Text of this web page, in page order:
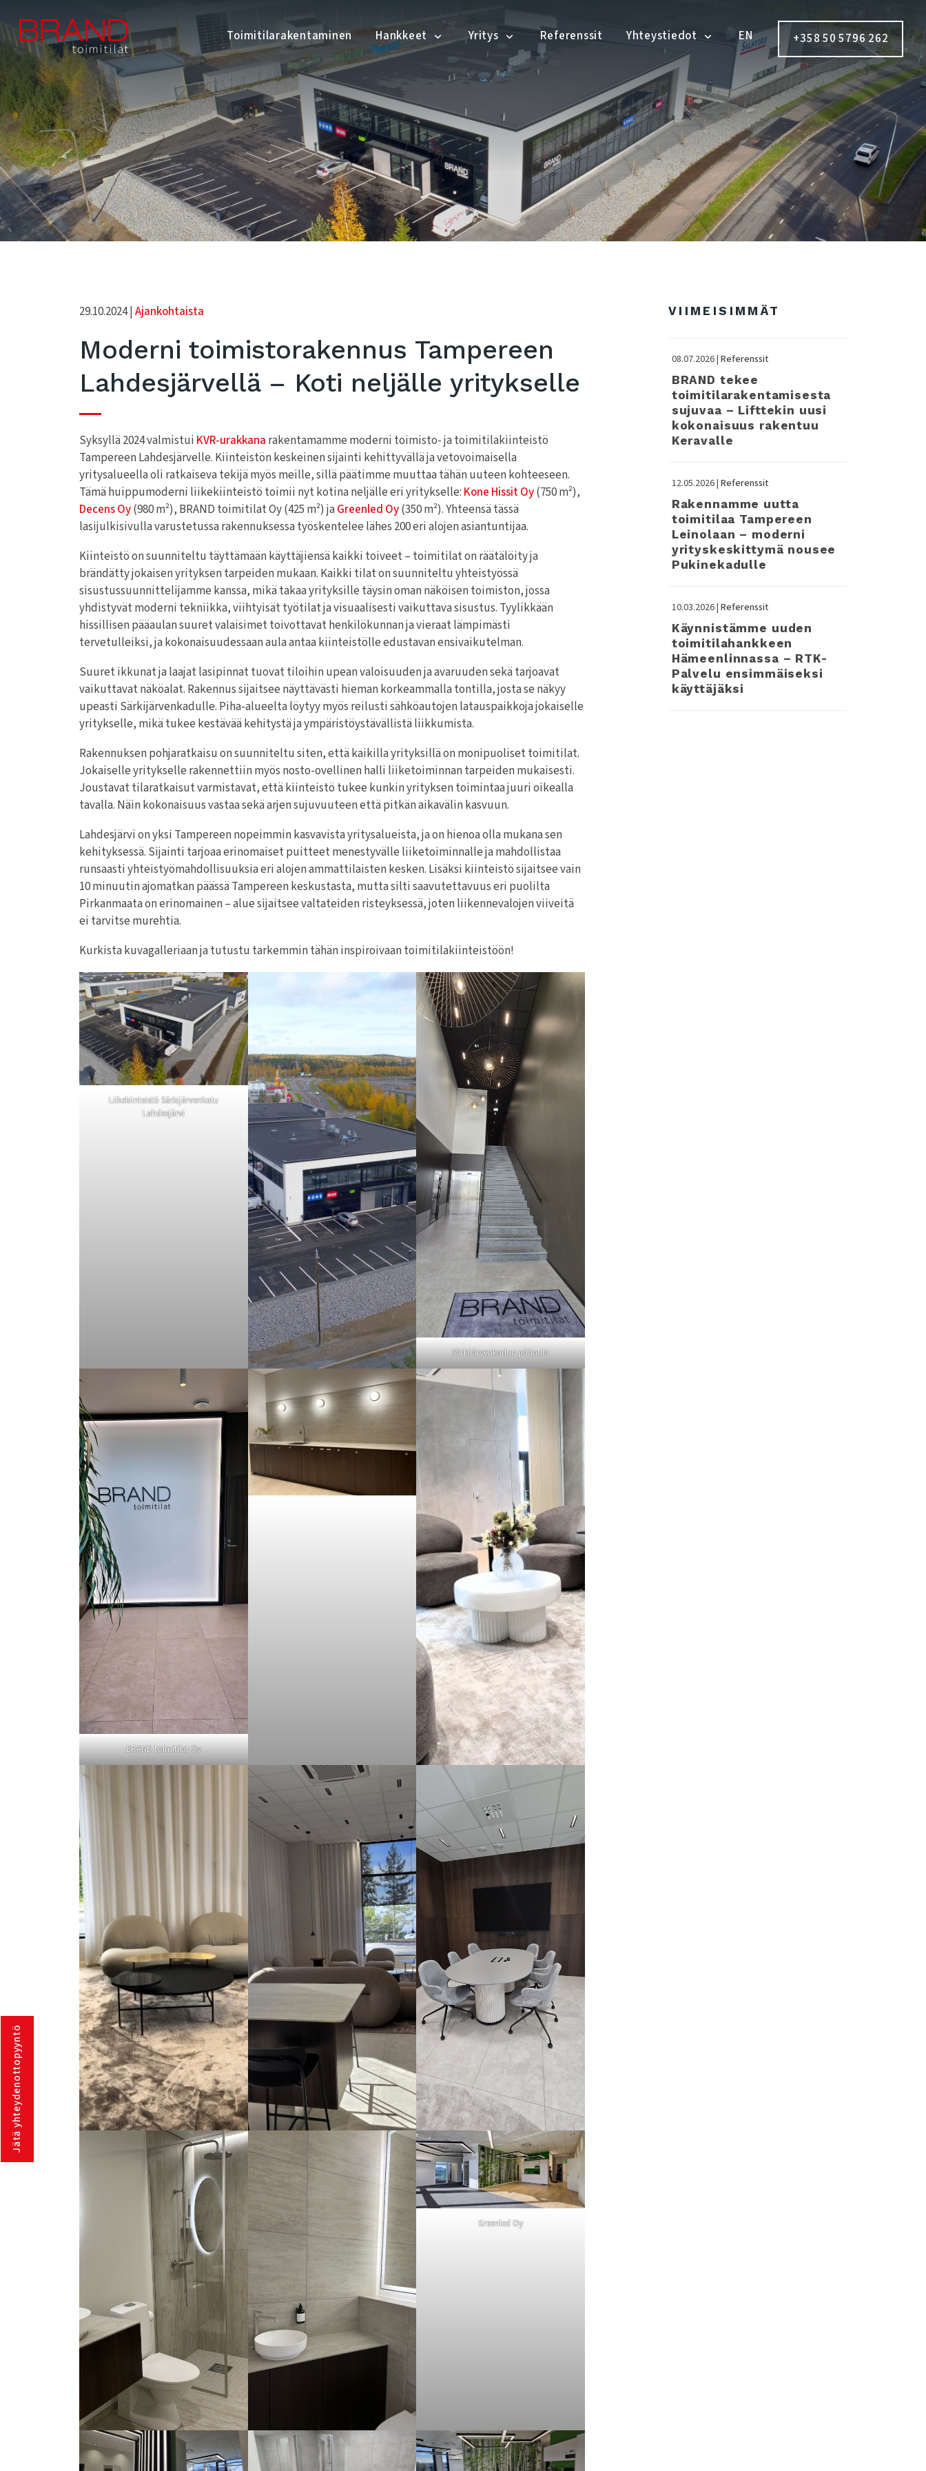
Toimitilarakentaminen Hankkeet Yritys Referenssit Yhteystiedot EN +358 50 5796 262
29.10.2024 | Ajankohtaista
Moderni toimistorakennus Tampereen
Lahdesjärvellä – Koti neljälle yritykselle
Syksyllä 2024 valmistui KVR-urakkana rakentamamme moderni toimisto- ja toimitilakiinteistö
Tampereen Lahdesjärvelle. Kiinteistön keskeinen sijainti kehittyvällä ja vetovoimaisella
yritysalueella oli ratkaiseva tekijä myös meille, sillä päätimme muuttaa tähän uuteen kohteeseen.
Tämä huippumoderni liikekiinteistö toimii nyt kotina neljälle eri yritykselle: Kone Hissit Oy(750 m²),
Decens Oy(980 m²), BRAND toimitilat Oy (425 m²) ja Greenled Oy(350 m²). Yhteensä tässä
lasijulkisivulla varustetussa rakennuksessa työskentelee lähes 200 eri alojen asiantuntijaa.
Kiinteistö on suunniteltu täyttämään käyttäjiensä kaikki toiveet – toimitilat on räätälöity ja
brändätty jokaisen yrityksen tarpeiden mukaan. Kaikki tilat on suunniteltu yhteistyössä
sisustussuunnittelijamme kanssa, mikä takaa yrityksille täysin oman näköisen toimiston, jossa
yhdistyvät moderni tekniikka, viihtyisät työtilat ja visuaalisesti vaikuttava sisustus. Tyylikkään
hissillisen pääaulan suuret valaisimet toivottavat henkilökunnan ja vieraat lämpimästi
tervetulleiksi, ja kokonaisuudessaan aula antaa kiinteistölle edustavan ensivaikutelman.
Suuret ikkunat ja laajat lasipinnat tuovat tiloihin upean valoisuuden ja avaruuden sekä tarjoavat
vaikuttavat näköalat. Rakennus sijaitsee näyttävästi hieman korkeammalla tontilla, josta se näkyy
upeasti Särkijärvenkadulle. Piha-alueelta löytyy myös reilusti sähköautojen latauspaikkoja jokaiselle
yritykselle, mikä tukee kestävää kehitystä ja ympäristöystävällistä liikkumista.
Rakennuksen pohjaratkaisu on suunniteltu siten, että kaikilla yrityksillä on monipuoliset toimitilat.
Jokaiselle yritykselle rakennettiin myös nosto-ovellinen halli liiketoiminnan tarpeiden mukaisesti.
Joustavat tilaratkaisut varmistavat, että kiinteistö tukee kunkin yrityksen toimintaa juuri oikealla
tavalla. Näin kokonaisuus vastaa sekä arjen sujuvuuteen että pitkän aikavälin kasvuun.
Lahdesjärvi on yksi Tampereen nopeimmin kasvavista yritysalueista, ja on hienoa olla mukana sen
kehityksessä. Sijainti tarjoaa erinomaiset puitteet menestyvälle liiketoiminnalle ja mahdollistaa
runsaasti yhteistyömahdollisuuksia eri alojen ammattilaisten kesken. Lisäksi kiinteistö sijaitsee vain
10 minuutin ajomatkan päässä Tampereen keskustasta, mutta silti saavutettavuus eri puolilta
Pirkanmaata on erinomainen – alue sijaitsee valtateiden risteyksessä, joten liikennevalojen viiveitä
ei tarvitse murehtia.
Kurkista kuvagalleriaan ja tutustu tarkemmin tähän inspiroivaan toimitilakiinteistöön!
Liikekiinteistö Särkijärvenkatu
Lahdesjärvi
Särkijärvenkadun pääaula
BRAND toimitilat Oy
Greenled Oy
VIIMEISIMMÄT
08.07.2026 | Referenssit
BRAND tekee
toimitilarakentamisesta
sujuvaa – Lifttekin uusi
kokonaisuus rakentuu
Keravalle
12.05.2026 | Referenssit
Rakennamme uutta
toimitilaa Tampereen
Leinolaan – moderni
yrityskeskittymä nousee
Pukinekadulle
10.03.2026 | Referenssit
Käynnistämme uuden
toimitilahankkeen
Hämeenlinnassa – RTK-
Palvelu ensimmäiseksi
käyttäjäksi
Jätä yhteydenottopyyntö